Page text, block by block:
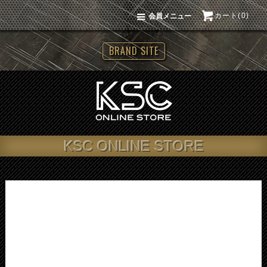
カート(0)
会員メニュー
BRAND SITE
KSC ONLINE STORE